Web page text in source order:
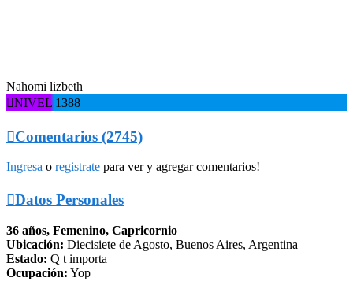
Nahomi lizbeth
NIVEL 1388
Comentarios (2745)
Ingresa o registrate para ver y agregar comentarios!
Datos Personales
36 años, Femenino, Capricornio
Ubicación: Diecisiete de Agosto, Buenos Aires, Argentina
Estado: Q t importa
Ocupación: Yop